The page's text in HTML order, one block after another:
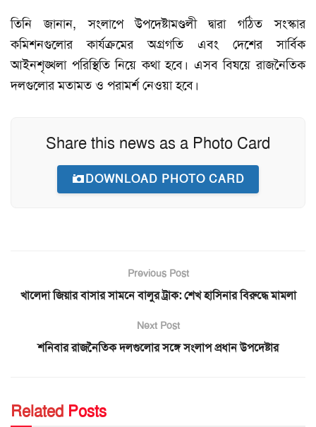
তিনি জানান, সংলাপে উপদেষ্টামণ্ডলী দ্বারা গঠিত সংস্কার
কমিশনগুলোর কার্যক্রমের অগ্রগতি এবং দেশের সার্বিক
আইনশৃঙ্খলা পরিস্থিতি নিয়ে কথা হবে। এসব বিষয়ে রাজনৈতিক
দলগুলোর মতামত ও পরামর্শ নেওয়া হবে।
Share this news as a Photo Card
DOWNLOAD PHOTO CARD
Previous Post
খালেদা জিয়ার বাসার সামনে বালুর ট্রাক: শেখ হাসিনার বিরুদ্ধে মামলা
Next Post
শনিবার রাজনৈতিক দলগুলোর সঙ্গে সংলাপ প্রধান উপদেষ্টার
Related Posts